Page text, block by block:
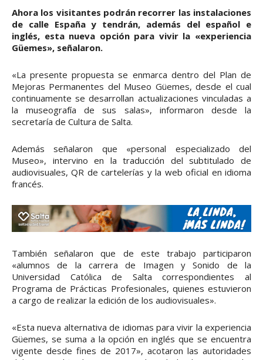
Ahora los visitantes podrán recorrer las instalaciones
de calle España y tendrán, además del español e
inglés, esta nueva opción para vivir la «experiencia
Güemes», señalaron.
«La presente propuesta se enmarca dentro del Plan de
Mejoras Permanentes del Museo Güemes, desde el cual
continuamente se desarrollan actualizaciones vinculadas a
la museografía de sus salas», informaron desde la
secretaría de Cultura de Salta.
Además señalaron que «personal especializado del
Museo», intervino en la traducción del subtitulado de
audiovisuales, QR de cartelerías y la web oficial en idioma
francés.
También señalaron que de este trabajo participaron
«alumnos de la carrera de Imagen y Sonido de la
Universidad Católica de Salta correspondientes al
Programa de Prácticas Profesionales, quienes estuvieron
a cargo de realizar la edición de los audiovisuales».
«Esta nueva alternativa de idiomas para vivir la experiencia
Güemes, se suma a la opción en inglés que se encuentra
vigente desde fines de 2017», acotaron las autoridades